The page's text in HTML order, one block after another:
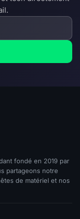
fondé en 2019 par
partageons notre
de matériel et nos